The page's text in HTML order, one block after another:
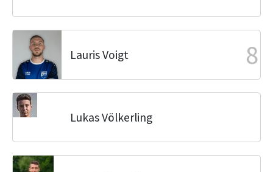
Lauris Voigt 8
Lukas Völkerling